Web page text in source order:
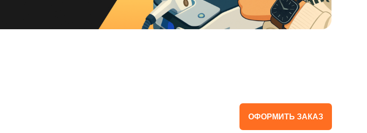
ОФОРМИТЬ ЗАКАЗ